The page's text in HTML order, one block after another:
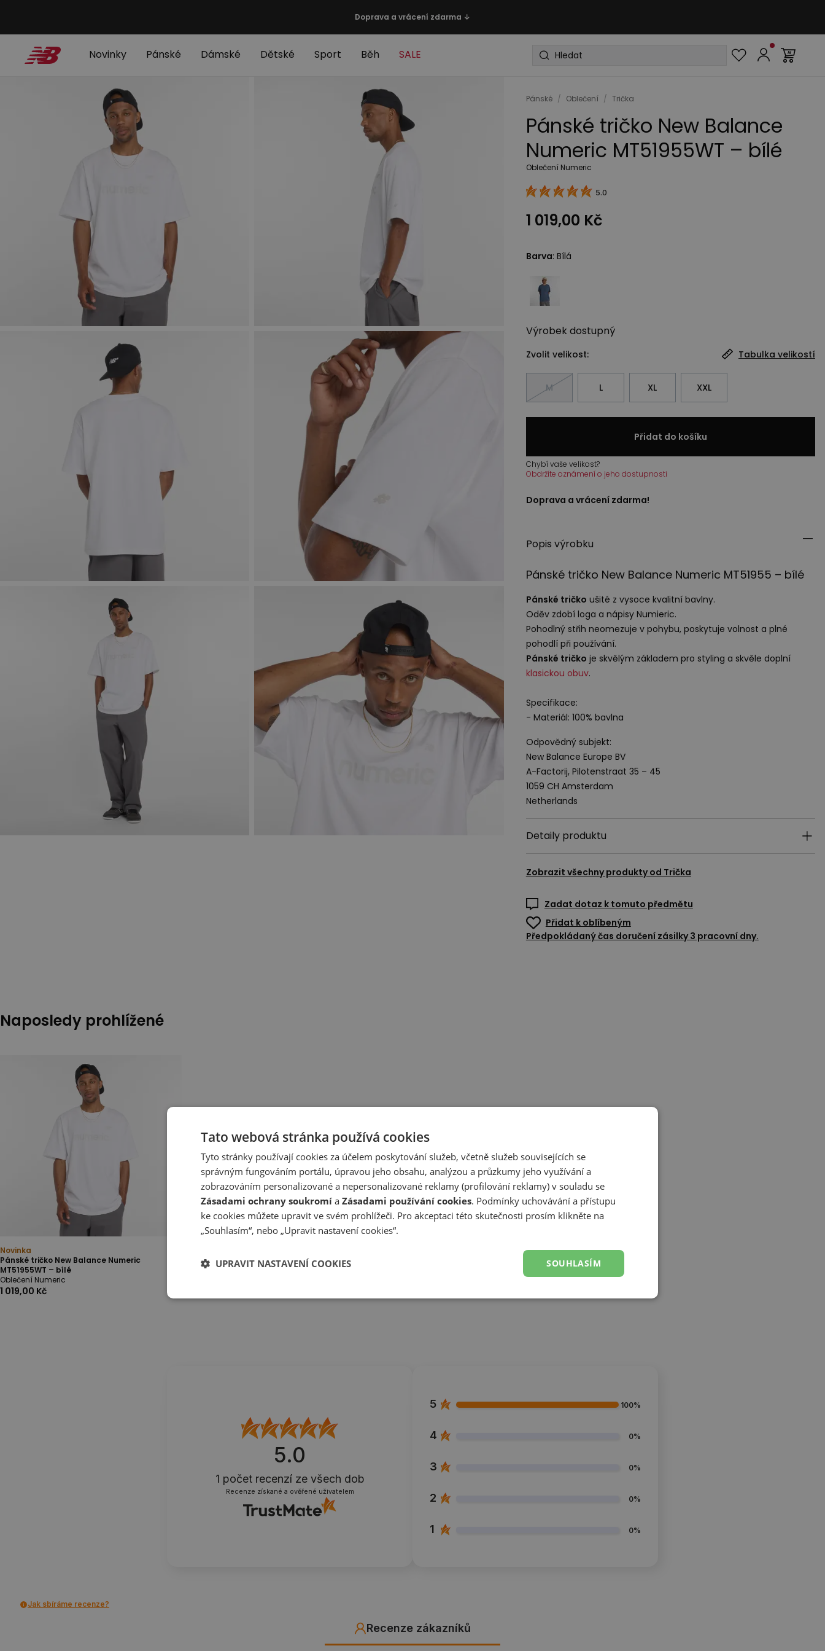
Doprava a vrácení zdarma ↓
Novinky Pánské Dámské Dětské Sport Běh SALE
Pánské / Oblečení / Trička
Pánské tričko New Balance
Numeric MT51955WT – bílé
Oblečení Numeric
5.0
1 019,00 Kč
Barva: Bílá
Výrobek dostupný
Zvolit velikost: Tabulka velikostí
M L XL XXL
Přidat do košíku
Chybí vaše velikost?
Obdržíte oznámení o jeho dostupnosti
Doprava a vrácení zdarma!
Popis výrobku
Pánské tričko New Balance Numeric MT51955 – bílé
Pánské tričko ušité z vysoce kvalitní bavlny.
Oděv zdobí loga a nápisy Numieric.
Pohodlný střih neomezuje v pohybu, poskytuje volnost a plné
pohodlí při používání.
Pánské tričko je skvělým základem pro styling a skvěle doplní
klasickou obuv.
Specifikace:
- Materiál: 100% bavlna
Odpovědný subjekt:
New Balance Europe BV
A-Factorij, Pilotenstraat 35 – 45
1059 CH Amsterdam
Netherlands
Detaily produktu
Zobrazit všechny produkty od Trička
Zadat dotaz k tomuto předmětu
Přidat k oblíbeným
Předpokládaný čas doručení zásilky 3 pracovní dny.
Naposledy prohlížené
Novinka
Pánské tričko New Balance Numeric
MT51955WT – bílé
Oblečení Numeric
1 019,00 Kč
5.0
1 počet recenzí ze všech dob
Recenze získané a ověřené uživatelem
5 100%
4 0%
3 0%
2 0%
1 0%
Jak sbíráme recenze?
Recenze zákazníků
Tato webová stránka používá cookies
Tyto stránky používají cookies za účelem poskytování služeb, včetně služeb souvisejících se
správným fungováním portálu, úpravou jeho obsahu, analýzou a průzkumy jeho využívání a
zobrazováním personalizované a nepersonalizované reklamy (profilování reklamy) v souladu se
Zásadami ochrany soukromí a Zásadami používání cookies. Podmínky uchovávání a přístupu
ke cookies můžete upravit ve svém prohlížeči. Pro akceptaci této skutečnosti prosím klikněte na
„Souhlasím“, nebo „Upravit nastavení cookies“.
SOUHLASÍM
UPRAVIT NASTAVENÍ COOKIES